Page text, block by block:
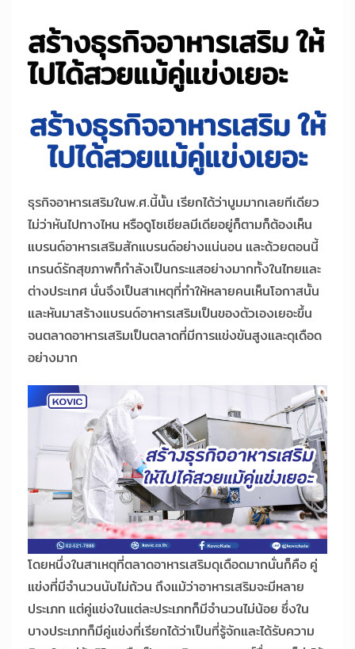
สร้างธุรกิจอาหารเสริม ให้
ไปได้สวยแม้คู่แข่งเยอะ
สร้างธุรกิจอาหารเสริม ให้
ไปได้สวยแม้คู่แข่งเยอะ
ธุรกิจอาหารเสริมในพ.ศ.นี้นั้น เรียกได้ว่าบูมมากเลยทีเดียว
ไม่ว่าหันไปทางไหน หรือดูโซเชียลมีเดียอยู่ก็ตามก็ต้องเห็น
แบรนด์อาหารเสริมสักแบรนด์อย่างแน่นอน และด้วยตอนนี้
เทรนด์รักสุขภาพก็กำลังเป็นกระแสอย่างมากทั้งในไทยและ
ต่างประเทศ นั่นจึงเป็นสาเหตุที่ทำให้หลายคนเห็นโอกาสนั้น
และหันมาสร้างแบรนด์อาหารเสริมเป็นของตัวเองเยอะขึ้น
จนตลาดอาหารเสริมเป็นตลาดที่มีการแข่งขันสูงและดุเดือด
อย่างมาก
โดยหนึ่งในสาเหตุที่ตลาดอาหารเสริมดุเดือดมากนั่นก็คือ คู่
แข่งที่มีจำนวนนับไม่ถ้วน ถึงแม้ว่าอาหารเสริมจะมีหลาย
ประเภท แต่คู่แข่งในแต่ละประเภทก็มีจำนวนไม่น้อย ซึ่งใน
บางประเภทก็มีคู่แข่งที่เรียกได้ว่าเป็นที่รู้จักและได้รับความ